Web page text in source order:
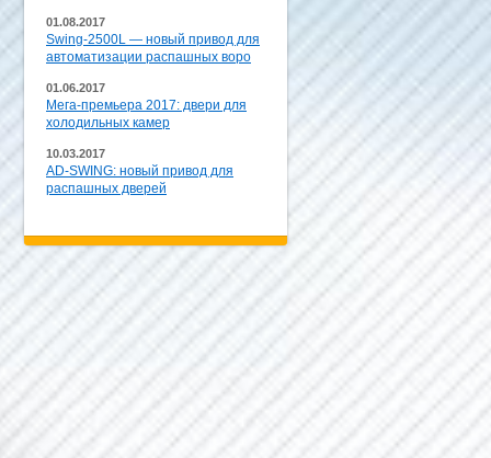
01.08.2017
Swing-2500L — новый привод для
автоматизации распашных воро
01.06.2017
Мега-премьера 2017: двери для
холодильных камер
10.03.2017
AD-SWING: новый привод для
распашных дверей